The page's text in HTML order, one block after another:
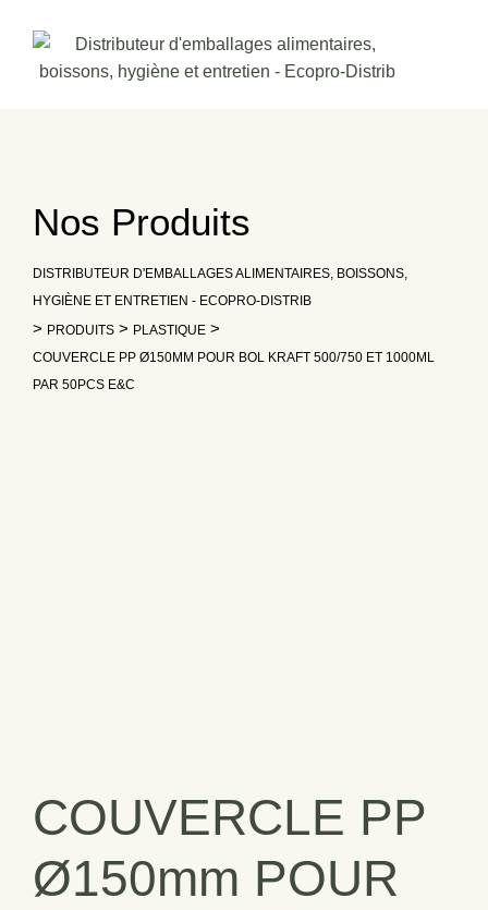
content
Nos Produits
DISTRIBUTEUR D'EMBALLAGES ALIMENTAIRES, BOISSONS,
HYGIÈNE ET ENTRETIEN - ECOPRO-DISTRIB
> PRODUITS > PLASTIQUE >
COUVERCLE PP Ø150MM POUR BOL KRAFT 500/750 ET 1000ML
PAR 50PCS E&C
COUVERCLE PP
Ø150mm POUR